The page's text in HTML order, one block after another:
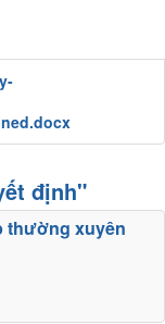
định"
thường xuyên